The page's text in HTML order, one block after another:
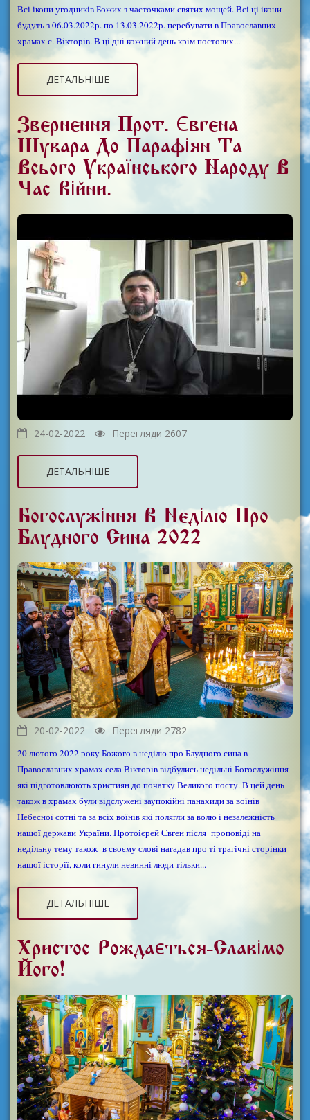
Всі ікони угодників Божих з часточками святих мощей. Всі ці ікони
будуть з 06.03.2022р. по 13.03.2022р. перебувати в Православних
храмах с. Вікторів. В ці дні кожний день крім постових...
ДЕТАЛЬНІШЕ
Звернення Прот. Євгена
Шувара До Парафіян Та
Всього Українського Народу В
Час Війни.
24-02-2022 Перегляди 2607
ДЕТАЛЬНІШЕ
Богослужіння В Неділю Про
Блудного Сина 2022
20-02-2022 Перегляди 2782
20 лютого 2022 року Божого в неділю про Блудного сина в
Православних храмах села Вікторів відбулись недільні Богослужіння
які підготовлюють християн до початку Великого посту. В цей день
також в храмах були відслужені заупокійні панахиди за воїнів
Небесної сотні та за всіх воїнів які полягли за волю і незалежність
нашої держави України. Протоієрей Євген після проповіді на
недільну тему також в своєму слові нагадав про ті трагічні сторінки
нашої історії, коли гинули невинні люди тільки...
ДЕТАЛЬНІШЕ
Христос Рождається-Славімо
Його!